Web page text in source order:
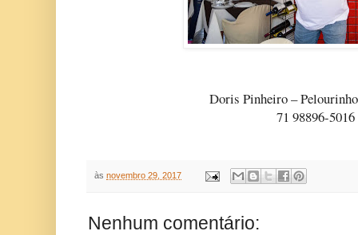
Doris Pinheiro –
71 98896-5016
às novembro 29, 2017
Nenhum comentário: